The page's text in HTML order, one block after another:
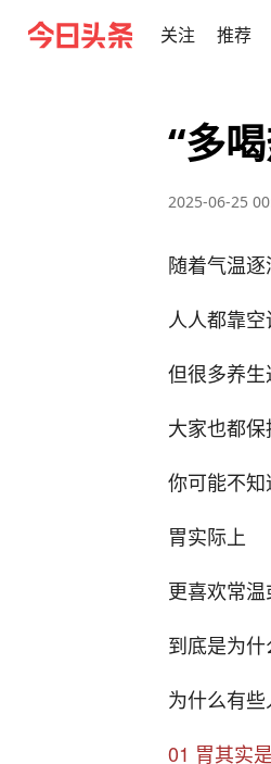
关注 推荐
“多
2025-06-25
随着气温
人人都靠
但很多养
大家也都保
你可能不知
胃实际上
更喜欢常
到底是为什
为什么有些
01 胃其实